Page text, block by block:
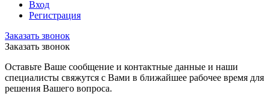
Вход
Регистрация
Заказать звонок
Заказать звонок
Оставьте Ваше сообщение и контактные данные и наши
специалисты свяжутся с Вами в ближайшее рабочее время для
решения Вашего вопроса.